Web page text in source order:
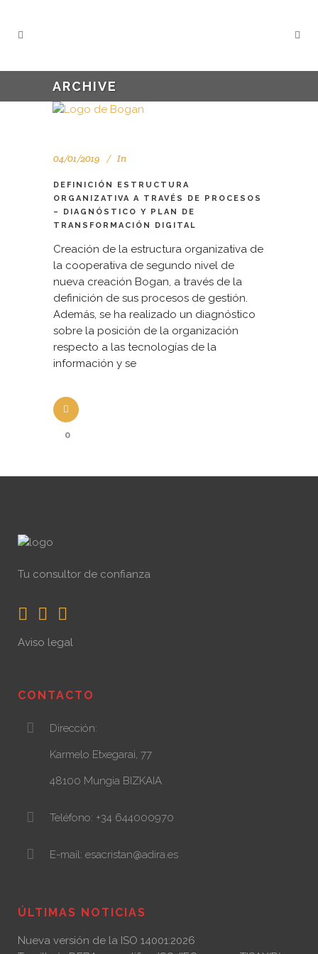
ARCHIVE
04/01/2019 In
DEFINICIÓN ESTRUCTURA
ORGANIZATIVA A TRAVÉS DE PROCESOS
– DIAGNÓSTICO Y PLAN DE
TRANSFORMACIÓN DIGITAL
Creación de la estructura organizativa de
la cooperativa de segundo nivel de
nueva creación Bogan, a través de la
definición de sus procesos de gestión.
Además, se ha realizado un diagnóstico
sobre la posición de la organización
respecto a las tecnologías de la
información y se
0
Tu consultor de confianza
Aviso legal
CONTACTO
Dirección:
Karmelo Etxegarai, 77
48100 Mungia BIZKAIA
Teléfono: +34 644000970
E-mail: esacristan@adira.es
ÚLTIMAS NOTICIAS
Nueva versión de la ISO 14001:2026